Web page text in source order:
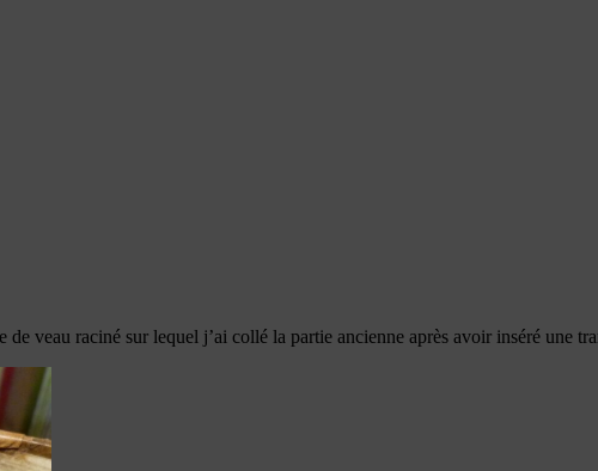
veau raciné sur lequel j’ai collé la partie ancienne après avoir inséré une